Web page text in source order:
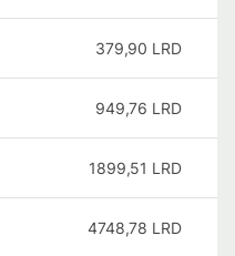
379,90 LRD
949,76 LRD
1899,51 LRD
4748,78 LRD